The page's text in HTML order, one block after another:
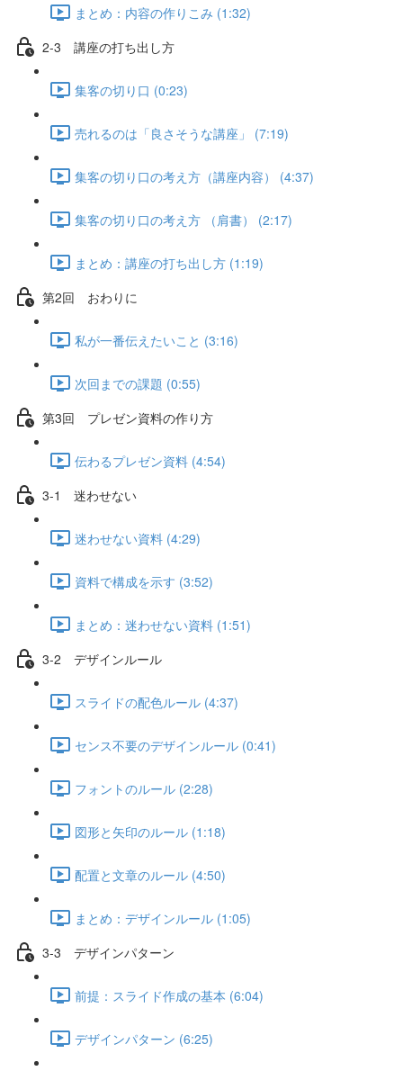
まとめ：内容の作りこみ (1:32)
2-3 講座の打ち出し方
集客の切り口 (0:23)
売れるのは「良さそうな講座」 (7:19)
集客の切り口の考え方（講座内容） (4:37)
集客の切り口の考え方 （肩書） (2:17)
まとめ：講座の打ち出し方 (1:19)
第2回 おわりに
私が一番伝えたいこと (3:16)
次回までの課題 (0:55)
第3回 プレゼン資料の作り方
伝わるプレゼン資料 (4:54)
3-1 迷わせない
迷わせない資料 (4:29)
資料で構成を示す (3:52)
まとめ：迷わせない資料 (1:51)
3-2 デザインルール
スライドの配色ルール (4:37)
センス不要のデザインルール (0:41)
フォントのルール (2:28)
図形と矢印のルール (1:18)
配置と文章のルール (4:50)
まとめ：デザインルール (1:05)
3-3 デザインパターン
前提：スライド作成の基本 (6:04)
デザインパターン (6:25)